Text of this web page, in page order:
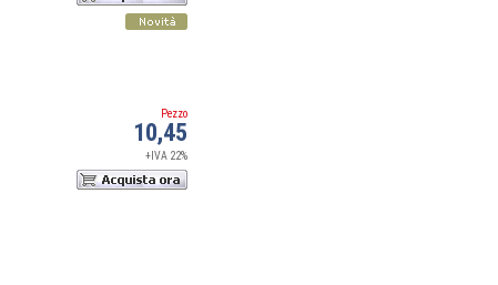
Pezzo
10,45
+IVA 22%